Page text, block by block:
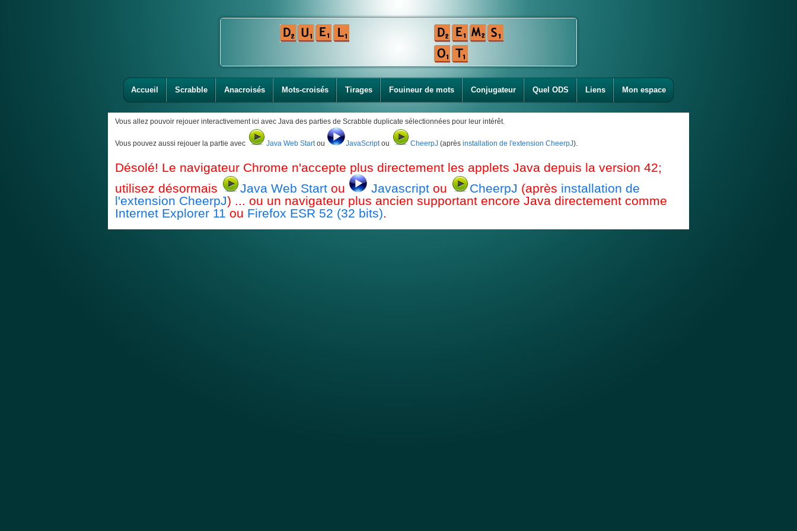
Accueil Scrabble Anacroisés Mots-croisés Tirages Fouineur de mots Conjugateur Quel ODS Liens Mon espace
Vous allez pouvoir rejouer interactivement ici avec Java des parties de Scrabble duplicate sélectionnées pour leur intérêt.
Vous pouvez aussi rejouer la partie avec Java Web Startou JavaScriptou CheerpJ (après installation de l'extension CheerpJ).
Désolé! Le navigateur Chrome n'accepte plus directement les applets Java depuis la version 42;
utilisez désormais
Java Web Start ou Javascript ou CheerpJ (après installation de
l'extension CheerpJ) ... ou un navigateur plus ancien supportant encore Java directement comme
Internet Explorer 11 ou Firefox ESR 52 (32 bits).